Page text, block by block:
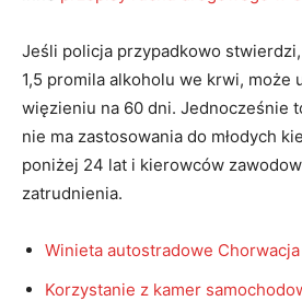
Jeśli policja przypadkowo
1,5 promila alkoholu we krwi, może
więzieniu na 60 dni. Jednocześnie
nie ma zastosowania do młodych
poniżej 24 lat i kierowców
zatrudnienia.
Winieta autostradowe Chorwacja
Korzystanie z kamer